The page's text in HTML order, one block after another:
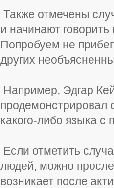
Также отмечены
и начинают
Попробуем не
других
Например, Эдгар
продемонстрировал
какого-либо языка с
Если отметить
людей, можно
возникает после